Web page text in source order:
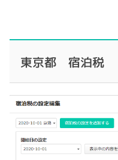
東京都 宿泊税